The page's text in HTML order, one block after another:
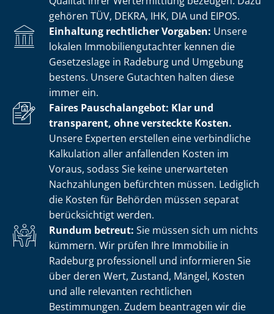
gehören TÜV, DEKRA, IHK, DIA und EIPOS.
Einhaltung rechtlicher Vorgaben: Unsere
lokalen Im­mo­bi­li­en­gut­ach­ter kennen die
Gesetzeslage in Radeburg und Umgebung
bestens. Unsere Gutachten halten diese
immer ein.
Faires Pauschalangebot: Klar und
transparent, ohne versteckte Kosten.
Unsere Experten erstellen eine verbindliche
Kalkulation aller anfallenden Kosten im
Voraus, sodass Sie keine unerwarteten
Nachzahlungen befürchten müssen. Lediglich
die Kosten für Behörden müssen separat
berücksichtigt werden.
Rundum betreut: Sie müssen sich um nichts
kümmern. Wir prüfen Ihre Immobilie in
Radeburg professionell und informieren Sie
über deren Wert, Zustand, Mängel, Kosten
und alle relevanten rechtlichen
Bestimmungen. Zudem beantragen wir die